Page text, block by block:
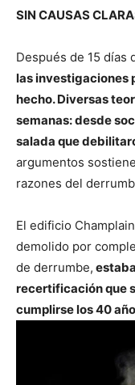
SIN CAUSAS
Después de 15 días
las investigaciones
hecho. Diversas
semanas: desde
salada que
argumentos
razones del
El edificio
demolido por
de derrumbe,
recertificación que
cumplirse los 40